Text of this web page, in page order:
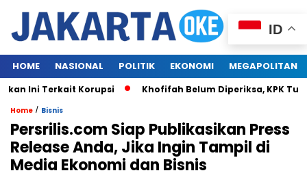
HOME NASIONAL POLITIK EKONOMI MEGAPOLITAN
Ini Terkait Korupsi Khofifah Belum Diperiksa, KPK
Home / Bisnis
Persrilis.com Siap Publikasikan Press
Release Anda, Jika Ingin Tampil di
Media Ekonomi dan Bisnis
ID